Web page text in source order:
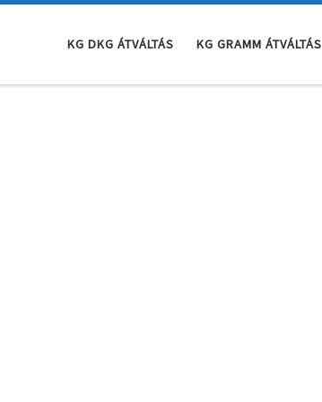
KG DKG ÁTVÁLTÁS KG GRAMM ÁTVÁLTÁS